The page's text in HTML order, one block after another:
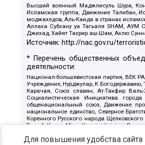
Высший военный Маджлисуль Шура,
Исламская группа, Движение Талибан,
моджахедов, Аль-Каида в странах
Аллаха Субхану уа Тагьаля SHAM, АУМ
Джихад, Хайят Тахрир аш-Шам, Ахлю
Источник: http://nac.gov.ru/
* Перечень общественных
деятельности:
Национал-большевистская партия, ВЕК
Учреждение, Нурджулар, К
Карачая, Союз славян, Ат-Такфир
Социалистическая Инициатива
общенациональный союз, Движение
национальное единство, Северное
Коренного Русского народа
Белый Крест, Misanthropic division,
Артподготовка, Штольц, В честь иконы
Для повышения удобства